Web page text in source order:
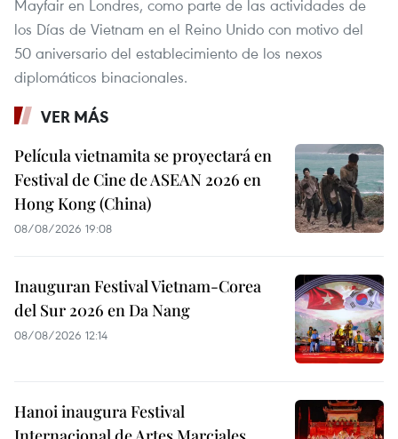
Mayfair en Londres, como parte de las actividades de
los Días de Vietnam en el Reino Unido con motivo del
50 aniversario del establecimiento de los nexos
diplomáticos binacionales.
VER MÁS
Película vietnamita se proyectará en
Festival de Cine de ASEAN 2026 en
Hong Kong (China)
08/08/2026 19:08
Inauguran Festival Vietnam-Corea
del Sur 2026 en Da Nang
08/08/2026 12:14
Hanoi inaugura Festival